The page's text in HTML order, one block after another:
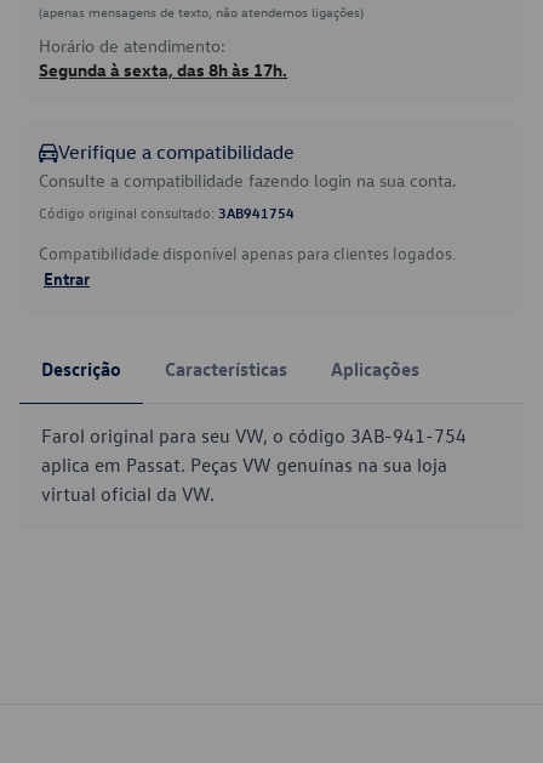
(apenas mensagens de texto, não atendemos ligações)
Horário de atendimento:
Segunda à sexta, das 8h às 17h.
Verifique a compatibilidade
Consulte a compatibilidade fazendo login na sua conta.
Código original consultado: 3AB941754
Compatibilidade disponível apenas para clientes logados.
Entrar
Descrição Características Aplicações
Farol original para seu VW, o código 3AB-941-754
aplica em Passat. Peças VW genuínas na sua loja
virtual oficial da VW.